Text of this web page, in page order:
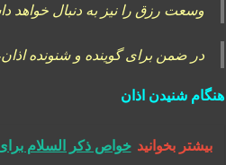
وسعت رزق را نیز به دنبال خواهد
در ضمن برای گوینده و شنونده
هنگام شنیدن اذان
بیشتر بخوانید خواص ذکر السلام